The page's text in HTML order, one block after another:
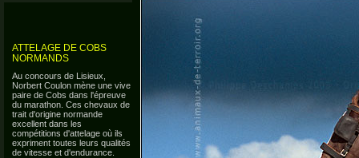
ATTELAGE DE COBS
NORMANDS
Au concours de Lisieux,
Norbert Coulon mène une vive
paire de Cobs dans l'épreuve
du marathon. Ces chevaux de
trait d'origine normande
excellent dans les
compétitions d'attelage où ils
expriment toutes leurs qualités
de vitesse et d'endurance.